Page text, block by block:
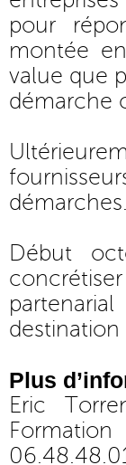
pour
montée
value que
démarche
démarches.
Début
destination
Plus
Eric